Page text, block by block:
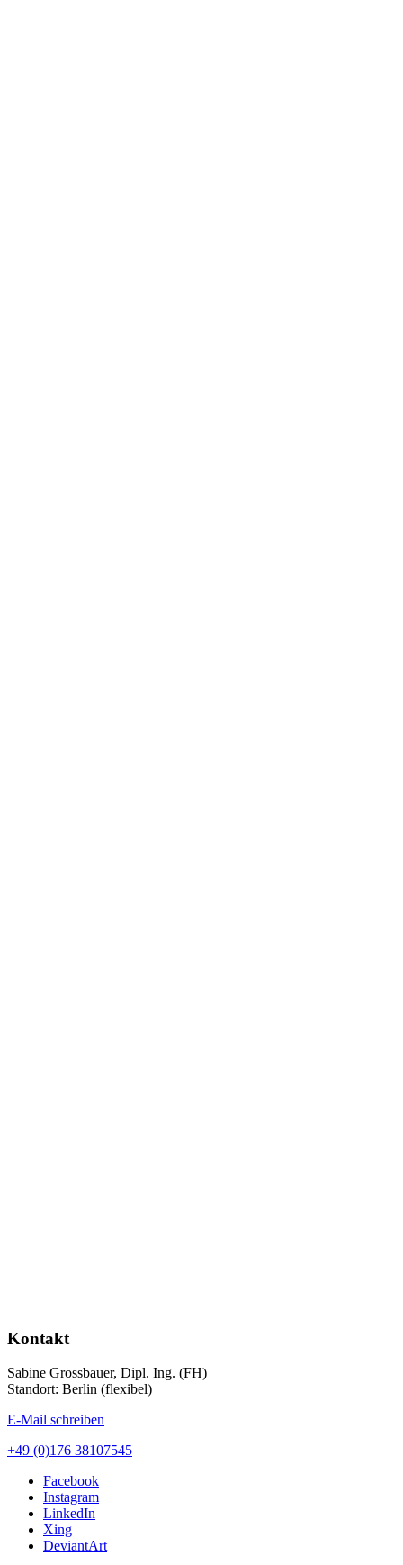
Kontakt
Sabine Grossbauer, Dipl. Ing. (FH)
Standort: Berlin (flexibel)
E-Mail schreiben
+49 (0)176 38107545
Facebook
Instagram
LinkedIn
Xing
DeviantArt